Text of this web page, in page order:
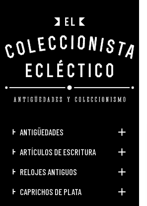
ANTIGÜEDADES
ARTÍCULOS DE ESCRITURA
RELOJES ANTIGUOS
CAPRICHOS DE PLATA